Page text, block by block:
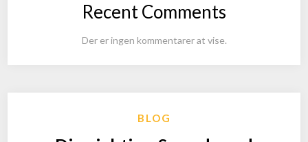
Recent Comments
Der er ingen kommentarer at vise.
BLOG